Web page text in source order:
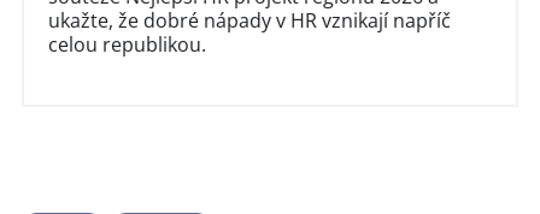
ukažte, že dobré nápady v HR vznikají napříč
celou republikou.